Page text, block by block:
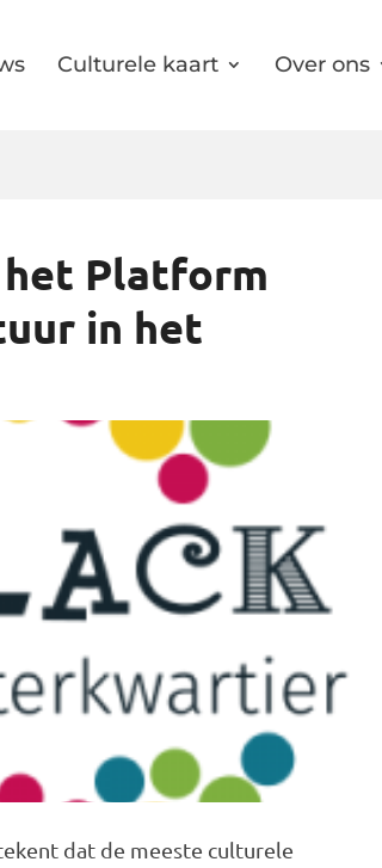
Culturele kaart Over ons
het Platform
in het
dat de meeste culturele